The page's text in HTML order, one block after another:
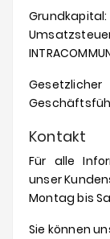
Neue
Artikel
Angebote
Grundkapital:
Kontakt
Für alle
unser
Montag bis
Sie können